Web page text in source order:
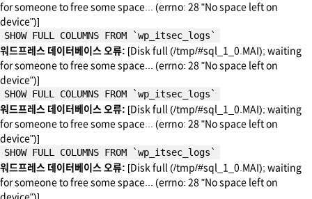
for someone to free some space... (errno: 28 "No space left on
device")]
SHOW FULL COLUMNS FROM `wp_itsec_logs`
워드프레스 데이터베이스 오류: [Disk full (/tmp/#sql_1_0.MAI); waiting
for someone to free some space... (errno: 28 "No space left on
device")]
SHOW FULL COLUMNS FROM `wp_itsec_logs`
워드프레스 데이터베이스 오류: [Disk full (/tmp/#sql_1_0.MAI); waiting
for someone to free some space... (errno: 28 "No space left on
device")]
SHOW FULL COLUMNS FROM `wp_itsec_logs`
워드프레스 데이터베이스 오류: [Disk full (/tmp/#sql_1_0.MAI); waiting
for someone to free some space... (errno: 28 "No space left on
device")]